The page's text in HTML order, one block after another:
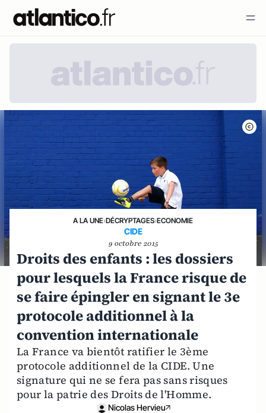
A LA UNE›DÉCRYPTAGES›ECONOMIE
CIDE
9 octobre 2015
Droits des enfants : les dossiers
pour lesquels la France risque de
se faire épingler en signant le 3e
protocole additionnel à la
convention internationale
La France va bientôt ratifier le 3ème
protocole additionnel de la CIDE. Une
signature qui ne se fera pas sans risques
pour la patrie des Droits de l'Homme.
Nicolas Hervieu